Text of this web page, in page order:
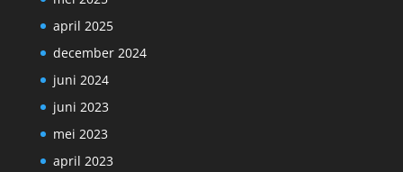
april 2025
december 2024
juni 2024
juni 2023
mei 2023
april 2023